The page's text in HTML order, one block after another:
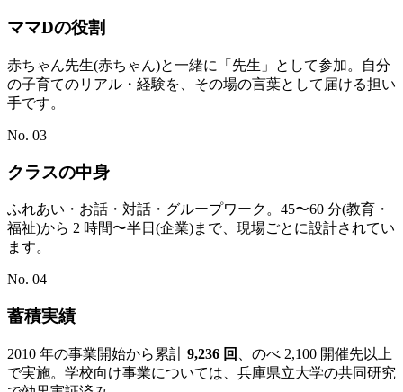
ママDの役割
赤ちゃん先生(赤ちゃん)と一緒に「先生」として参加。自分
の子育てのリアル・経験を、その場の言葉として届ける担い
手です。
No. 03
クラスの中身
ふれあい・お話・対話・グループワーク。45〜60 分(教育・
福祉)から 2 時間〜半日(企業)まで、現場ごとに設計されてい
ます。
No. 04
蓄積実績
2010 年の事業開始から累計 9,236 回
、のべ 2,100 開催先以上
で実施。学校向け事業については、兵庫県立大学の共同研究